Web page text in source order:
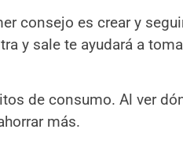
consejo es crear y
y sale te ayudará a
de consumo. Al ver
más.